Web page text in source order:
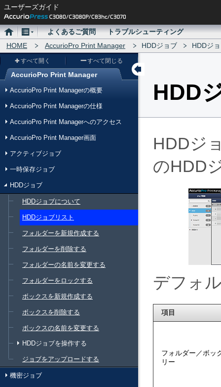
ユーザーズガイド
ホ
ー
メ
ニ
ュ
ー
よくあるご質問
トラブルシューティング
HOME
AccurioPro Print Manager HDDジョブ HDDジ
メ
ー
AccurioPro Print Manager
すべて開く すべて閉じる
AccurioPro Print Managerの概要
AccurioPro Print Managerの仕様
AccurioPro Print Managerへのアクセス
AccurioPro Print Manager画面
アクティブジョブ
一時保存ジョブ
HDDジョブ
HDDジョブについて
HDDジョブリスト
フォルダーを新規作成する
フォルダーを削除する
フォルダーの名前を変更する
フォルダーをロックする
ボックスを新規作成する
ボックスを削除する
ボックスの名前を変更する
HDDジョブを操作する
ジョブをアップロードする
機密ジョブ
HDD
HDDジ
のHDD
デフォ
項目
フォルダー／ボッ
リー